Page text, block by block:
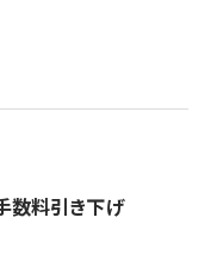
数料引き下げ